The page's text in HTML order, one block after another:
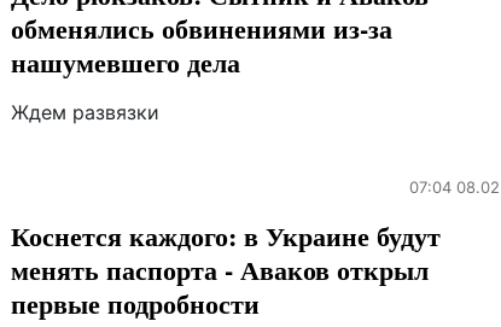
обменялись обвинениями из-за
нашумевшего дела
Ждем развязки
07:04 08.02
Коснется каждого: в Украине будут
менять паспорта - Аваков открыл
первые подробности